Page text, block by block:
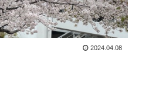
2024.04.08